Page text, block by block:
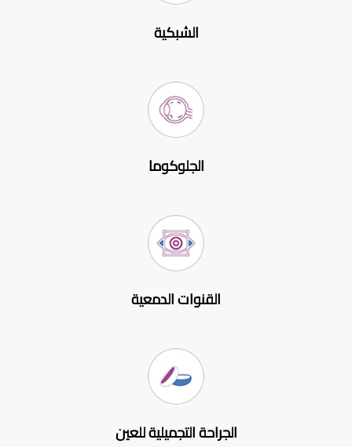
الشبكية
الجلوكوما
القنوات الدمعية
الجراحة التجميلية للعين